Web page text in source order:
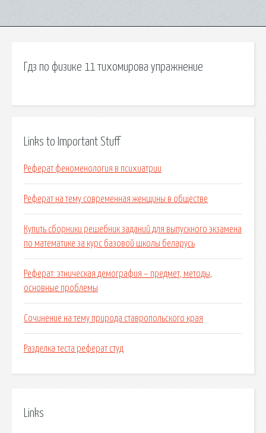
Гдз по физике 11 тихомирова упражнение
Links to Important Stuff
Реферат феноменология в психиатрии
Реферат на тему современная женщины в обществе
Купить сборники решебник заданий для выпускного экзамена
по математике за курс базовой школы беларусь
Реферат: этническая демография – предмет, методы,
основные проблемы
Сочинение на тему природа ставропольского края
Разделка теста реферат студ
Links